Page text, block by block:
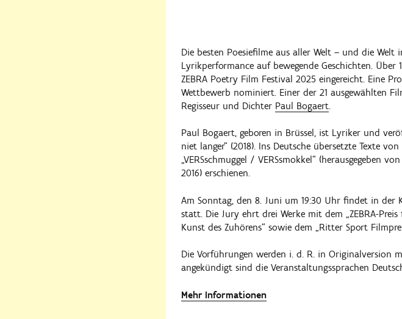
Die besten Poesiefilme aus aller Welt – und die
Lyrikperformance auf bewegende Geschichten.
ZEBRA Poetry Film Festival 2025 eingereicht. Eine
Wettbewerb nominiert. Einer der 21 ausgewählten
Regisseur und Dichter Paul Bogaert.
Paul Bogaert, geboren in Brüssel, ist Lyriker und
niet langer“ (2018). Ins Deutsche übersetzte Texte
„VERSschmuggel / VERSsmokkel“ (herausgegeben
2016) erschienen.
Am Sonntag, den 8. Juni um 19:30 Uhr findet in der
statt. Die Jury ehrt drei Werke mit dem „ZEBRA-
Kunst des Zuhörens“ sowie dem „Ritter Sport
Die Vorführungen werden i. d. R. in Originalversion
angekündigt sind die Veranstaltungssprachen
Mehr Informationen